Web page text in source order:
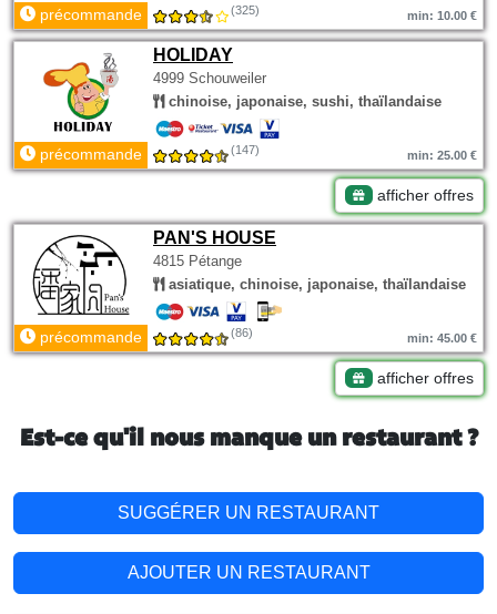
précommande (325) min: 10.00 €
HOLIDAY
4999 Schouweiler
chinoise, japonaise, sushi, thaïlandaise
précommande (147) min: 25.00 €
afficher offres
PAN'S HOUSE
4815 Pétange
asiatique, chinoise, japonaise, thaïlandaise
précommande (86) min: 45.00 €
afficher offres
Est-ce qu'il nous manque un restaurant ?
SUGGÉRER UN RESTAURANT
AJOUTER UN RESTAURANT